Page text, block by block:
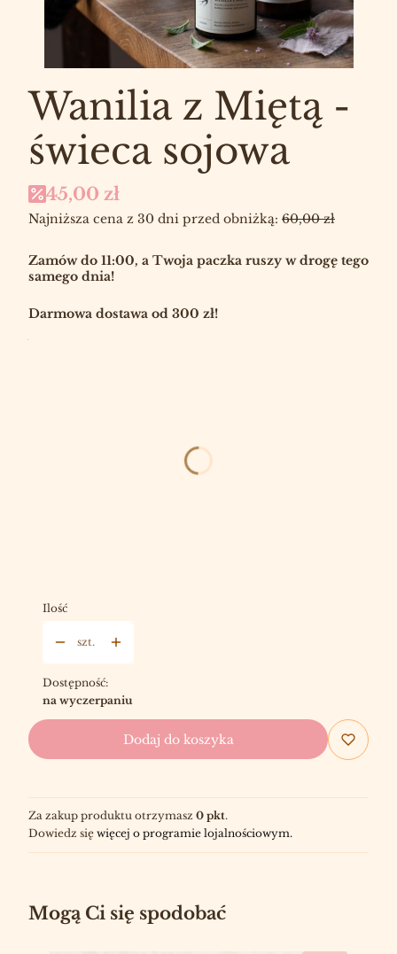
Wanilia z Miętą -
świeca sojowa
45,00 zł
Najniższa cena z 30 dni przed obniżką: 60,00 zł
Zamów do 11:00, a Twoja paczka ruszy w drogę tego
samego dnia!
Darmowa dostawa od 300 zł!
OPCJONALNE
Ilość
szt.
Dostępność:
na wyczerpaniu
Dodaj do koszyka
Za zakup produktu otrzymasz 0 pkt.
Dowiedz się więcej o programie lojalnościowym.
Mogą Ci się spodobać